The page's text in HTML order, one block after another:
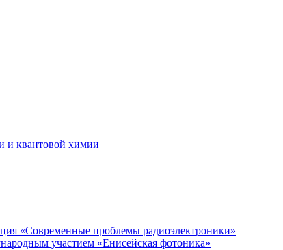
и квантовой химии
«Современные проблемы радиоэлектроники»
участием «Енисейская фотоника»